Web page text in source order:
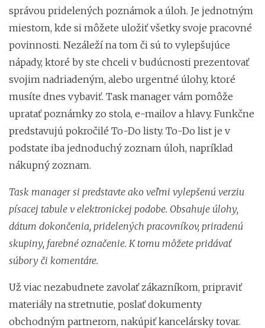
správou pridelených poznámok a úloh. Je jednotným
miestom, kde si môžete uložiť všetky svoje pracovné
povinnosti. Nezáleží na tom či sú to vylepšujúce
nápady, ktoré by ste chceli v budúcnosti prezentovať
svojim nadriadeným, alebo urgentné úlohy, ktoré
musíte dnes vybaviť. Task manager vám pomôže
upratať poznámky zo stola, e-mailov a hlavy. Funkčne
predstavujú pokročilé To-Do listy. To-Do list je v
podstate iba jednoduchý zoznam úloh, napríklad
nákupný zoznam.
Task manager si predstavte ako veľmi vylepšenú verziu
písacej tabule v elektronickej podobe. Obsahuje úlohy,
dátum dokončenia, pridelených pracovníkov, priradenú
skupiny, farebné označenie. K tomu môžete pridávať
súbory či komentáre.
Už viac nezabudnete zavolať zákazníkom, pripraviť
materiály na stretnutie, poslať dokumenty
obchodným partnerom, nakúpiť kancelársky tovar.